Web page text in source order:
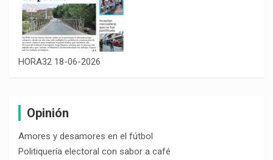
HORA32 18-06-2026
Opinión
Amores y desamores en el fútbol
Politiquería electoral con sabor a café